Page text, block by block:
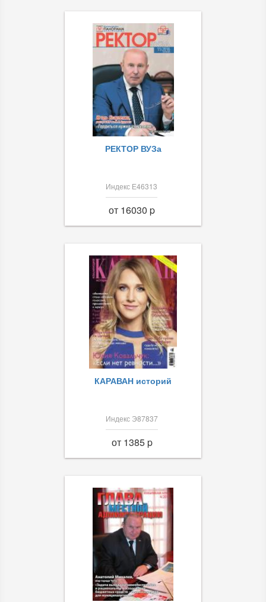
РЕКТОР ВУЗа
Индекс Е46313
от 16030 p
КАРАВАН историй
Индекс Э87837
от 1385 p